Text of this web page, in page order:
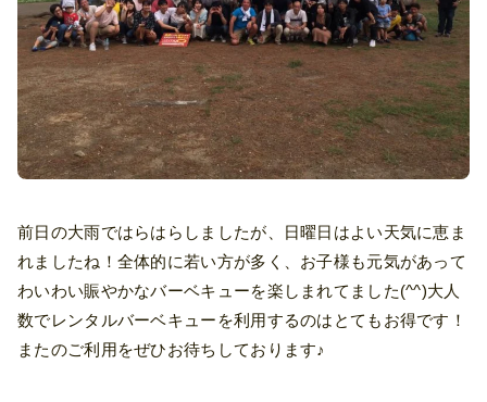
前日の大雨ではらはらしましたが、日曜日はよい天気に恵ま
れましたね！全体的に若い方が多く、お子様も元気があって
わいわい賑やかなバーベキューを楽しまれてました(^^)大人
数でレンタルバーベキューを利用するのはとてもお得です！
またのご利用をぜひお待ちしております♪